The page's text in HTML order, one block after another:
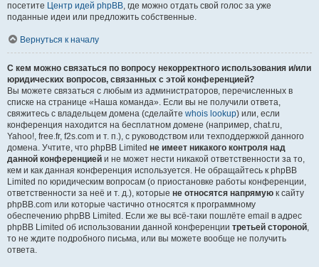
посетите Центр идей phpBB, где можно отдать свой голос за уже
поданные идеи или предложить собственные.
Вернуться к началу
С кем можно связаться по вопросу некорректного использования и/или
юридических вопросов, связанных с этой конференцией?
Вы можете связаться с любым из администраторов, перечисленных в
списке на странице «Наша команда». Если вы не получили ответа,
свяжитесь с владельцем домена (сделайте whois lookup) или, если
конференция находится на бесплатном домене (например, chat.ru,
Yahoo!, free.fr, f2s.com и т. п.), с руководством или техподдержкой данного
домена. Учтите, что phpBB Limited не имеет никакого контроля над
данной конференцией и не может нести никакой ответственности за то,
кем и как данная конференция используется. Не обращайтесь к phpBB
Limited по юридическим вопросам (о приостановке работы конференции,
ответственности за неё и т. д.), которые не относятся напрямую к сайту
phpBB.com или которые частично относятся к программному
обеспечению phpBB Limited. Если же вы всё-таки пошлёте email в адрес
phpBB Limited об использовании данной конференции третьей стороной,
то не ждите подробного письма, или вы можете вообще не получить
ответа.